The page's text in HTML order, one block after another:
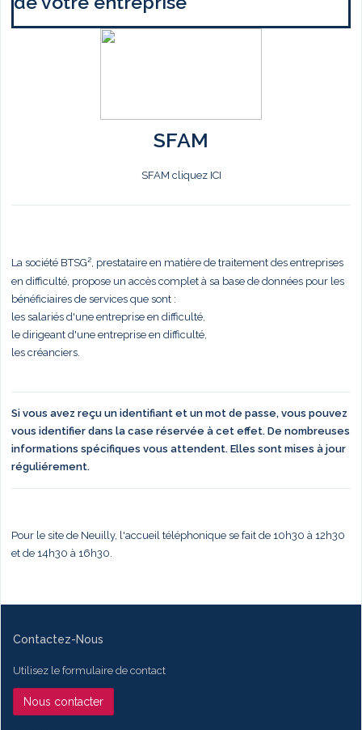
SFAM
SFAM cliquez ICI
La société BTSG², prestataire en matière de traitement des entreprises
en difficulté, propose un accès complet à sa base de données pour les
bénéficiaires de services que sont :
les salariés d'une entreprise en difficulté,
le dirigeant d'une entreprise en difficulté,
les créanciers.
Si vous avez reçu un identifiant et un mot de passe, vous pouvez
vous identifier dans la case réservée à cet effet. De nombreuses
informations spécifiques vous attendent. Elles sont mises à jour
réguliérement.
Pour le site de Neuilly, l'accueil téléphonique se fait de 10h30 à 12h30
et de 14h30 à 16h30.
Contactez-Nous
Utilisez le formulaire de contact
Nous contacter